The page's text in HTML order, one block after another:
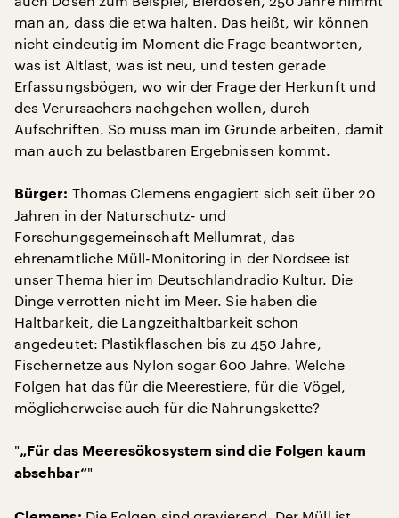
man an, dass die etwa halten. Das heißt, wir können
nicht eindeutig im Moment die Frage beantworten,
was ist Altlast, was ist neu, und testen gerade
Erfassungsbögen, wo wir der Frage der Herkunft und
des Verursachers nachgehen wollen, durch
Aufschriften. So muss man im Grunde arbeiten, damit
man auch zu belastbaren Ergebnissen kommt.
Bürger: Thomas Clemens engagiert sich seit über 20
Jahren in der Naturschutz- und
Forschungsgemeinschaft Mellumrat, das
ehrenamtliche Müll-Monitoring in der Nordsee ist
unser Thema hier im Deutschlandradio Kultur. Die
Dinge verrotten nicht im Meer. Sie haben die
Haltbarkeit, die Langzeithaltbarkeit schon
angedeutet: Plastikflaschen bis zu 450 Jahre,
Fischernetze aus Nylon sogar 600 Jahre. Welche
Folgen hat das für die Meerestiere, für die Vögel,
möglicherweise auch für die Nahrungskette?
"„Für das Meeresökosystem sind die Folgen kaum
absehbar“"